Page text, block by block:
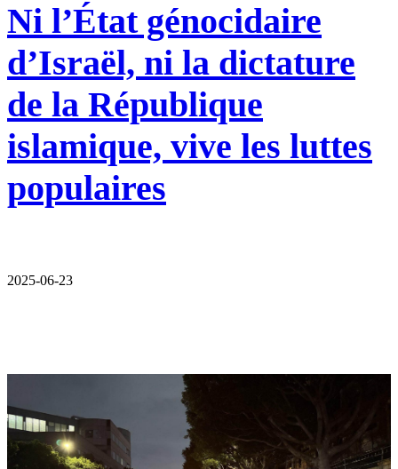
Ni l’État génocidaire
d’Israël, ni la dictature
de la République
islamique, vive les luttes
populaires
2025-06-23